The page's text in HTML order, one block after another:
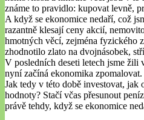
známe to pravidlo: kupovat levně,
A když se ekonomice nedaří, což
razantně klesají ceny akcií,
hmotných věcí, zejména fyzického
zhodnotilo zlato na dvojnásobek,
V posledních deseti letech jsme žili
nyní začíná ekonomika zpomalovat.
Jak tedy v této době investovat, jak
hodnoty? Stačí včas přesunout
právě tehdy, když se ekonomice